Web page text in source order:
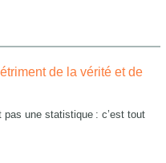
de la vérité et de
pas une statistique : c’est tout